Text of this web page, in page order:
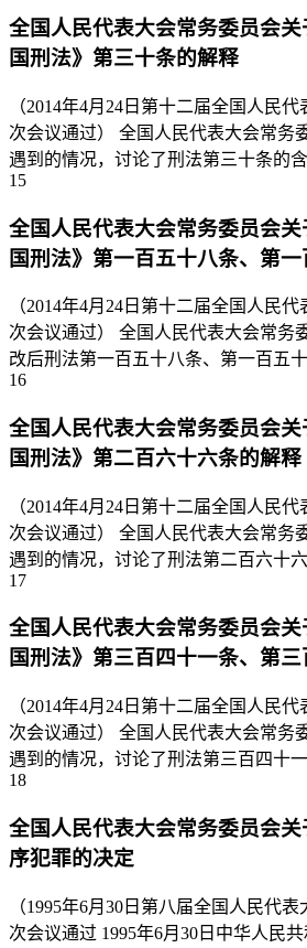
全国人民代表大会常务委员会
国刑法》第三十条的解释
（2014年4月24日第十二届全国人民
次会议通过） 全国人民代表大会常务
遇到的情况，讨论了刑法第三十条的
15
全国人民代表大会常务委员会
国刑法》第一百五十八条、第
（2014年4月24日第十二届全国人民
次会议通过） 全国人民代表大会常务
改后刑法第一百五十八条、第一百五
16
全国人民代表大会常务委员会
国刑法》第二百六十六条的解释
（2014年4月24日第十二届全国人民
次会议通过） 全国人民代表大会常务
遇到的情况，讨论了刑法第二百六十
17
全国人民代表大会常务委员会
国刑法》第三百四十一条、第
（2014年4月24日第十二届全国人民
次会议通过） 全国人民代表大会常务
遇到的情况，讨论了刑法第三百四十
18
全国人民代表大会常务委员会
序犯罪的决定
（1995年6月30日第八届全国人民代
次会议通过 1995年6月30日中华人民